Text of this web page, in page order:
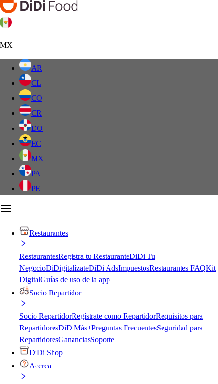
MX
AR
CL
CO
CR
DO
EC
MX
PA
PE
Restaurantes
RestaurantesRegistra tu RestauranteDiDi Tu
NegocioDiDigitalízateDiDi AdsImpuestosRestaurantes FAQKit
DigitalGuías de uso de la app
Socio Repartidor
Socio RepartidorRegístrate como RepartidorRequisitos para
RepartidoresDiDiMás+Preguntas FrecuentesSeguridad para
RepartidoresGananciasSoporte
DiDi Shop
Acerca